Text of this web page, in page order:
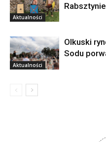
Aktualności
Rabsztynie
Aktualności
Olkuski
Sodu